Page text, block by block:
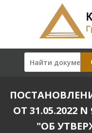
ОТ 31.05.2022
"ОБ